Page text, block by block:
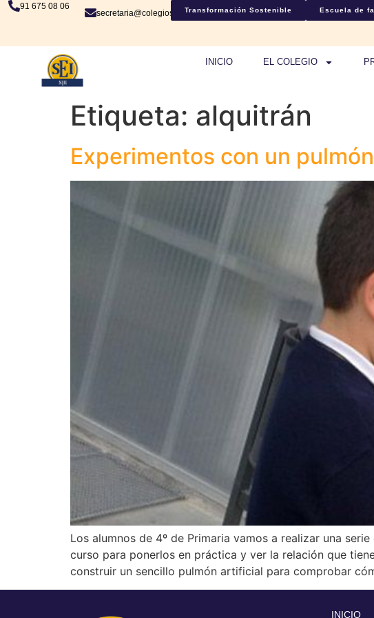
91 675 08 06
secretaria@colegiosje.esTransformación Sostenible Escuela de
INICIO EL COLEGIO
Etiqueta: alquitrán
Experimentos con un
Los alumnos de 4º de Primaria vamos a realizar una
curso para ponerlos en práctica y ver la relación que
construir un sencillo pulmón artificial para comprobar
INICIO